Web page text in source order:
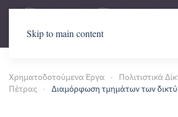
Skip to main content
Χρηματοδοτούμενα Εργα
Πολιτιστικά
Πέτρας
Διαμόρφωση τμημάτων των